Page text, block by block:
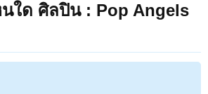
นใด ศิลปิน : Pop Angels